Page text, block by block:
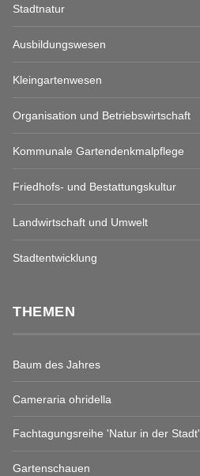
Stadtnatur
Ausbildungswesen
Kleingartenwesen
Organisation und Betriebswirtschaft
Kommunale Gartendenkmalpflege
Friedhofs- und Bestattungskultur
Landwirtschaft und Umwelt
Stadtentwicklung
THEMEN
Baum des Jahres
Cameraria ohridella
Fachtagungsreihe 'Natur in der Stadt'
Gartenschauen